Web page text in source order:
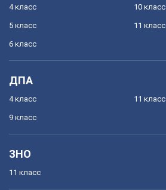
4 класс
5 класс
6 класс
10 класс
11 класс
ДПА
4 класс
9 класс
11 класс
ЗНО
11 класс